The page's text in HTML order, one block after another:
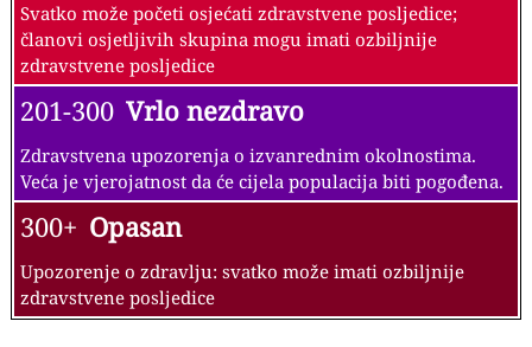
Svatko može početi osjećati zdravstvene posljedice;
članovi osjetljivih skupina mogu imati ozbiljnije
zdravstvene posljedice
201-300 Vrlo nezdravo
Zdravstvena upozorenja o izvanrednim okolnostima.
Veća je vjerojatnost da će cijela populacija biti pogođena.
300+ Opasan
Upozorenje o zdravlju: svatko može imati ozbiljnije
zdravstvene posljedice